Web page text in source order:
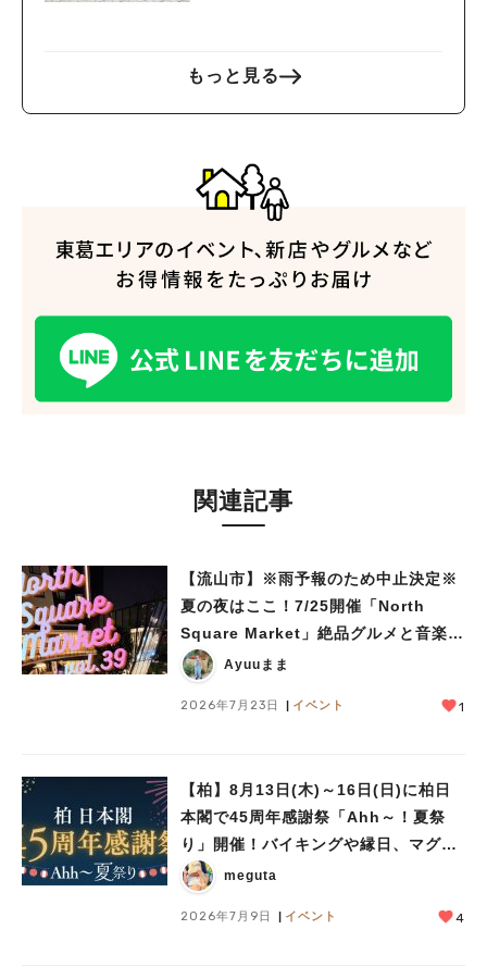
もっと見る
関連記事
【流山市】※雨予報のため中止決定※
夏の夜はここ！7/25開催「North
Square Market」絶品グルメと音楽ラ
イブを楽しもう♪
Ayuuまま
2026年7月23日 イベント 1
【柏】8月13日(木)～16日(日)に柏日
本閣で45周年感謝祭「Ahh～！夏祭
り」開催！バイキングや縁日、マグロ
の解体ショーも♪
meguta
2026年7月9日 イベント 4